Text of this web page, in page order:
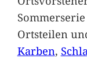
Ortsteilen
Karben,